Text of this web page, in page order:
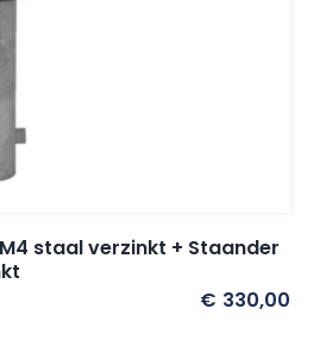
staal verzinkt + Staander
€ 330,00